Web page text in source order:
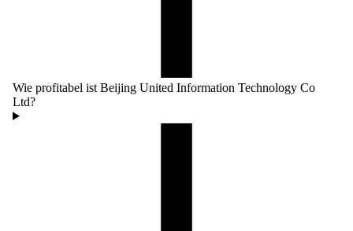
Wie profitabel ist Beijing United Information Technology Co
Ltd?